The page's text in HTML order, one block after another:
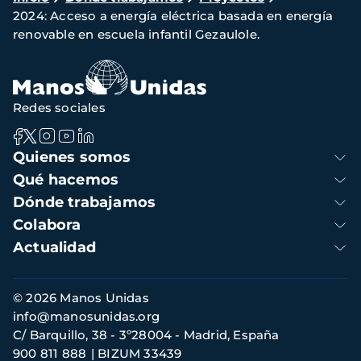
de
navegación
2024: Acceso a energía eléctrica basada en energía
renovable en escuela infantil Gezaulole.
Navegación
principal
Quienes somos
Qué hacemos
Dónde trabajamos
Colabora
Actualidad
Redes sociales
Información
de
contacto
© 2026 Manos Unidas
C/ Barquillo, 38 - 3º28004 - Madrid, España
900 811 888
BIZUM 33439
info@manosunidas.org